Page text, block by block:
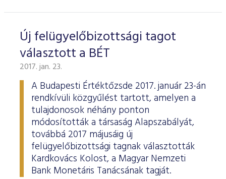
Új felügyelőbizottsági tagot
választott a BÉT
2017. jan. 23.
A Budapesti Értéktőzsde 2017. január 23-án
rendkívüli közgyűlést tartott, amelyen a
tulajdonosok néhány ponton
módosították a társaság Alapszabályát,
továbbá 2017 májusáig új
felügyelőbizottsági tagnak választották
Kardkovács Kolost, a Magyar Nemzeti
Bank Monetáris Tanácsának tagját.